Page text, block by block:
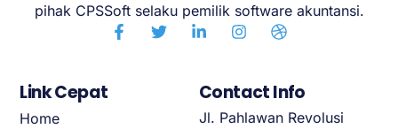
pihak CPSSoft selaku pemilik software akuntansi.
Link Cepat
Home
Contact Info
Jl. Pahlawan Revolusi